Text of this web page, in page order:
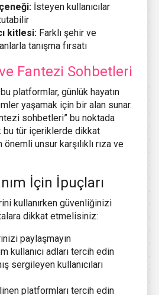
İsteyen kullanıcılar
kitlesi: Farklı şehir ve
tanışma fırsatı
Fantezi Sohbetleri
bu platformlar, günlük hayatın
yaşamak için bir alan sunar.
sohbetleri” bu noktada
bu tür içeriklerde dikkat
unsur karşılıklı rıza ve
İçin İpuçları
kullanırken güvenliğinizi
dikkat etmelisiniz:
paylaşmayın
kullanıcı adları tercih edin
sergileyen kullanıcıları
platformları tercih edin